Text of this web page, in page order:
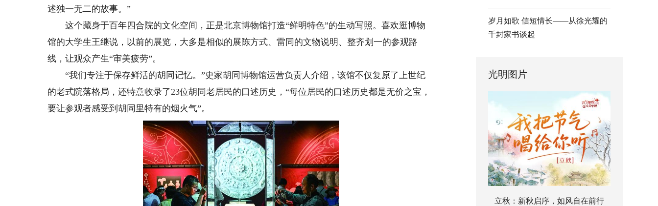
述独一无二的故事。”
这个藏身于百年四合院的文化空间，正是北京博物馆打造“鲜明特色”的生动写照。喜欢逛博物
馆的大学生王继说，以前的展览，大多是相似的展陈方式、雷同的文物说明、整齐划一的参观路
线，让观众产生“审美疲劳”。
“我们专注于保存鲜活的胡同记忆。”史家胡同博物馆运营负责人介绍，该馆不仅复原了上世纪
的老式院落格局，还特意收录了23位胡同老居民的口述历史，“每位居民的口述历史都是无价之宝，
要让参观者感受到胡同里特有的烟火气”。
岁月如歌 信短情长——从徐光耀的
千封家书谈起
光明图片
立秋：新秋启序，如风自在前行